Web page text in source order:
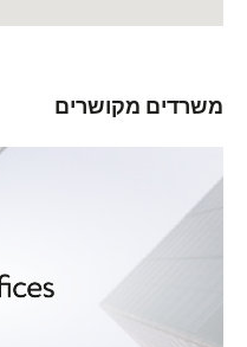
משרדים מקושרים